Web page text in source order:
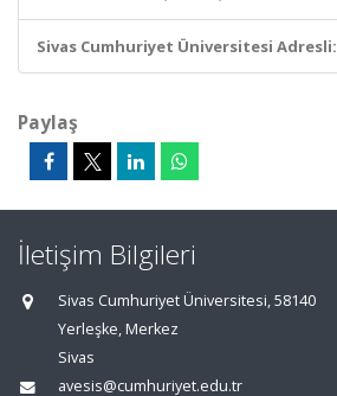
Sivas Cumhuriyet Üniversitesi Adresli:
Paylaş
İletişim Bilgileri
Sivas Cumhuriyet Üniversitesi, 58140
Yerleşke, Merkez
Sivas
avesis@cumhuriyet.edu.tr